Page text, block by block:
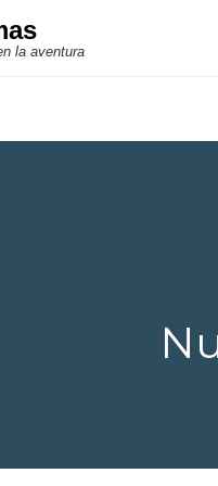
la aventura